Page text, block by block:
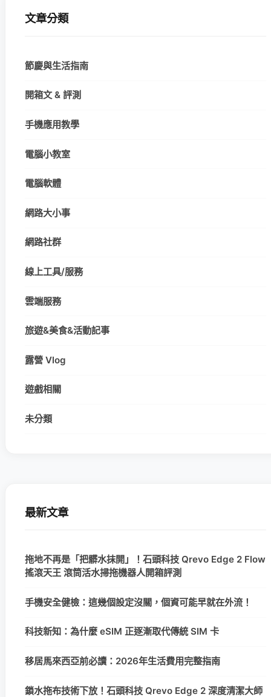
文章分類
節慶與生活指南
開箱文 & 評測
手機應用教學
電腦小教室
電腦軟體
網路大小事
網路社群
線上工具/服務
雲端服務
旅遊&美食&活動記事
露營 Vlog
遊戲相關
未分類
最新文章
拖地不再是「把髒水抹開」！石頭科技 Qrevo Edge 2 Flow
搖滾天王 滾筒活水掃拖機器人開箱評測
手機安全健檢：這幾個設定沒關，個資可能早就在外流！
科技新知：為什麼 eSIM 正逐漸取代傳統 SIM 卡
移居馬來西亞前必讀：2026年生活費用完整指南
鎖水拖布技術下放！石頭科技 Qrevo Edge 2 深度清潔大師